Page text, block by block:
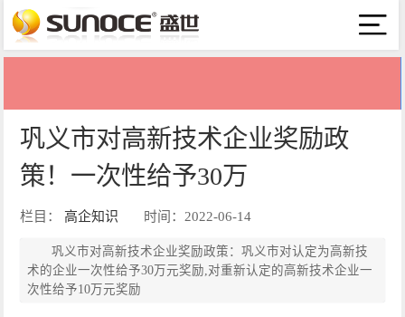
巩义市对高新技术企业奖励政
策！一次性给予30万
栏目：高企知识 时间：2022-06-14
巩义市对高新技术企业奖励政策：巩义市对认定为高新技
术的企业一次性给予30万元奖励,对重新认定的高新技术企业一
次性给予10万元奖励